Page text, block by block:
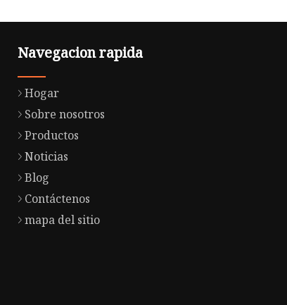
Navegacion rapida
Hogar
Sobre nosotros
Productos
Noticias
Blog
Contáctenos
mapa del sitio